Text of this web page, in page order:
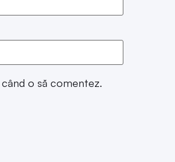
o să comentez.